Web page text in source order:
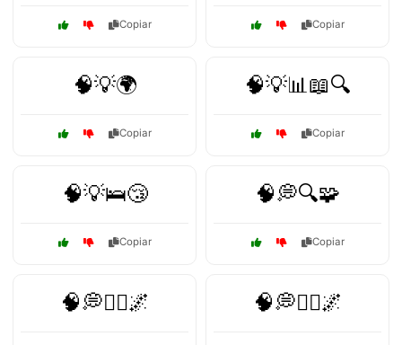
Copiar Copiar
🧠💡🌍
Copiar
🧠💡📊📖🔍
Copiar
🧠💡🛌😴
Copiar
🧠💭🔍🧩
Copiar
🧠💭🧘‍♀️🌌 🧠💭🧘‍♂️🌌